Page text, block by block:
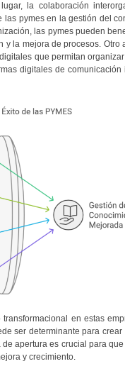
la colaboración
pymes en la gestión del
las pymes pueden
la mejora de procesos. Otro
que permitan
digitales de
en estas
ser determinante para
apertura es crucial para
y crecimiento.